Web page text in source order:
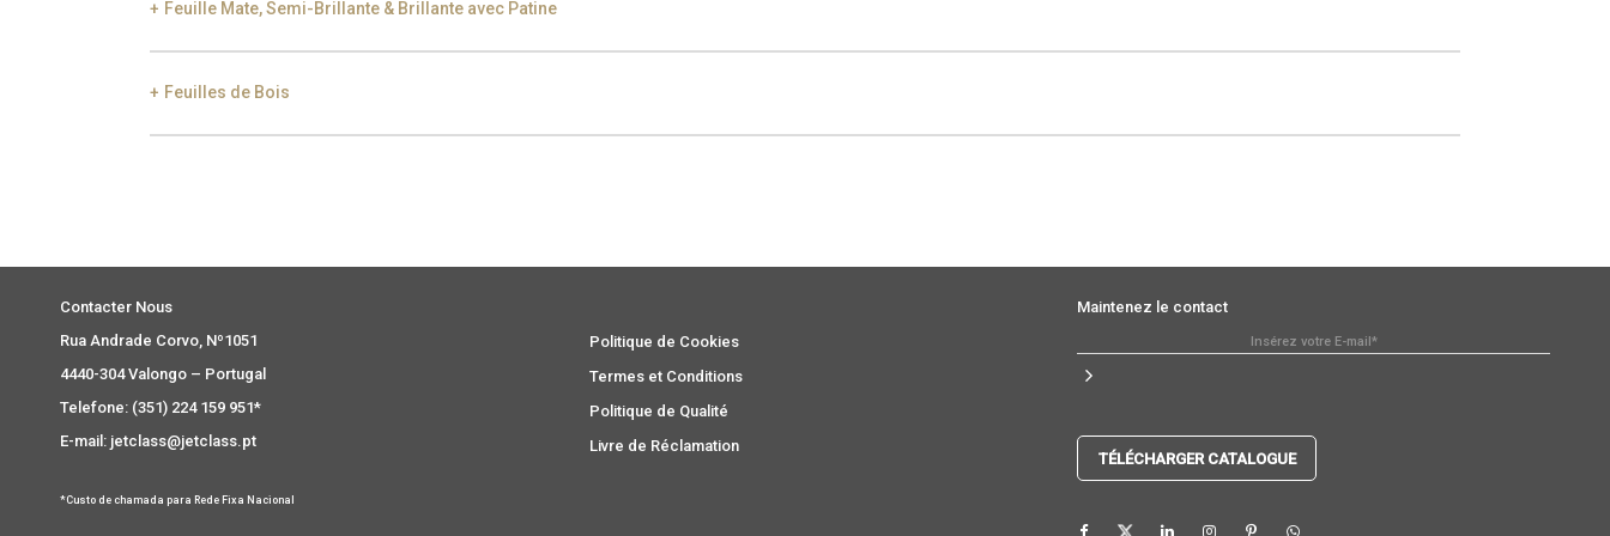
Feuille Mate, Semi-Brillante & Brillante avec Patine
Feuilles de Bois
Contacter Nous
Rua Andrade Corvo, Nº1051
4440-304 Valongo – Portugal
Telefone: (351) 224 159 951*
E-mail: jetclass@jetclass.pt
*Custo de chamada para Rede Fixa Nacional
Politique de Cookies
Termes et Conditions
Politique de Qualité
Livre de Réclamation
Maintenez le contact
TÉLÉCHARGER CATALOGUE